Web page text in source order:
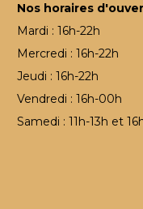
Nos horaires
Mardi : 16h-22h
Mercredi : 16h-22h
Jeudi : 16h-22h
Vendredi : 16h-00h
Samedi : 11h-13h et